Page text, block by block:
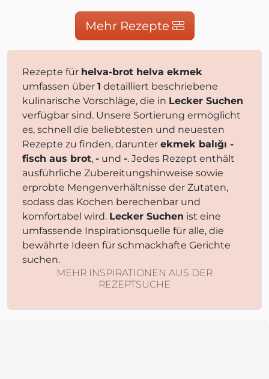
Mehr Rezepte
Rezepte für helva-brot helva ekmek
umfassen über 1 detailliert beschriebene
kulinarische Vorschläge, die in Lecker Suchen
verfügbar sind. Unsere Sortierung ermöglicht
es, schnell die beliebtesten und neuesten
Rezepte zu finden, darunter ekmek balığı -
fisch aus brot, - und -. Jedes Rezept enthält
ausführliche Zubereitungshinweise sowie
erprobte Mengenverhältnisse der Zutaten,
sodass das Kochen berechenbar und
komfortabel wird. Lecker Suchen ist eine
umfassende Inspirationsquelle für alle, die
bewährte Ideen für schmackhafte Gerichte
suchen.
MEHR INSPIRATIONEN AUS DER
REZEPTSUCHE